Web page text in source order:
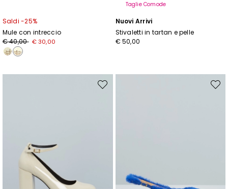
Saldi -25%
Mule con intreccio
Prezzo
originale
€
€ 40,00 Nuovo
prezzo
€ 30,00
Taglie Comode
Nuovi Arrivi
Stivaletti in tartan e pelle
€ 50,00
Sposta